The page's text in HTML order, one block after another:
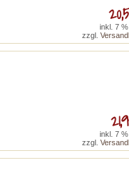
inkl. 7 %
zzgl.
inkl. 7 %
zzgl.